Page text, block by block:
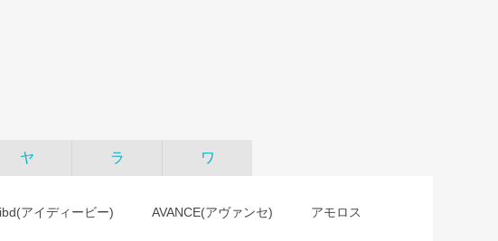
ヤ ラ ワ
ibd(アイディービー) AVANCE(アヴァンセ) アモロス